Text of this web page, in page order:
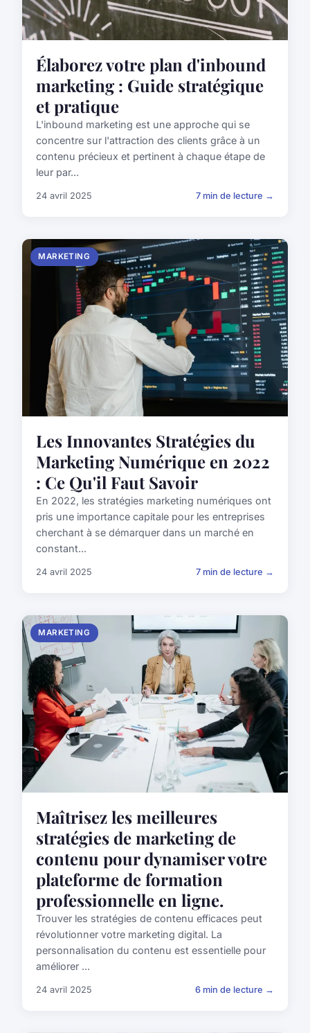
Élaborez votre plan d'inbound
marketing : Guide stratégique
et pratique
L'inbound marketing est une approche qui se
concentre sur l'attraction des clients grâce à un
contenu précieux et pertinent à chaque étape de
leur par...
24 avril 2025 7 min de lecture →
MARKETING
Les Innovantes Stratégies du
Marketing Numérique en 2022
: Ce Qu'il Faut Savoir
En 2022, les stratégies marketing numériques ont
pris une importance capitale pour les entreprises
cherchant à se démarquer dans un marché en
constant...
24 avril 2025 7 min de lecture →
MARKETING
Maîtrisez les meilleures
stratégies de marketing de
contenu pour dynamiser votre
plateforme de formation
professionnelle en ligne.
Trouver les stratégies de contenu efficaces peut
révolutionner votre marketing digital. La
personnalisation du contenu est essentielle pour
améliorer ...
24 avril 2025 6 min de lecture →